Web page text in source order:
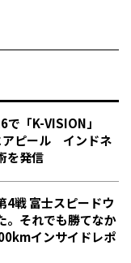
で「K-VISION」
アピール インドネ
を発信
4戦 富士スピードウ
それでも勝てなか
インサイドレポ